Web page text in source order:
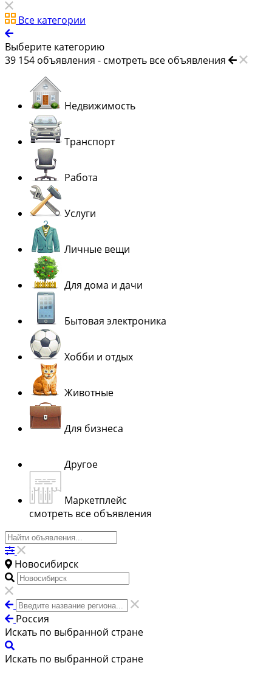
Все категории
Выберите категорию
39 154 объявления - смотреть все объявления
Недвижимость
Транспорт
Работа
Услуги
Личные вещи
Для дома и дачи
Бытовая электроника
Хобби и отдых
Животные
Для бизнеса
Другое
Маркетплейс
смотреть все объявления
Новосибирск
Россия
Искать по выбранной стране
Искать по выбранной стране